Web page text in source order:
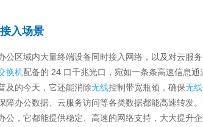
入场景
公区域内大量终端设备同时接入网络，以及对云服
换机配备的 24 口千兆光口，宛如一条条高速信息
及的今天，它还能消除无线控制带宽瓶颈，确保无线
障办公数据、云服务访问等各类数据都能高速转发
公，它都能提供稳定、高速的网络支持，大大提升